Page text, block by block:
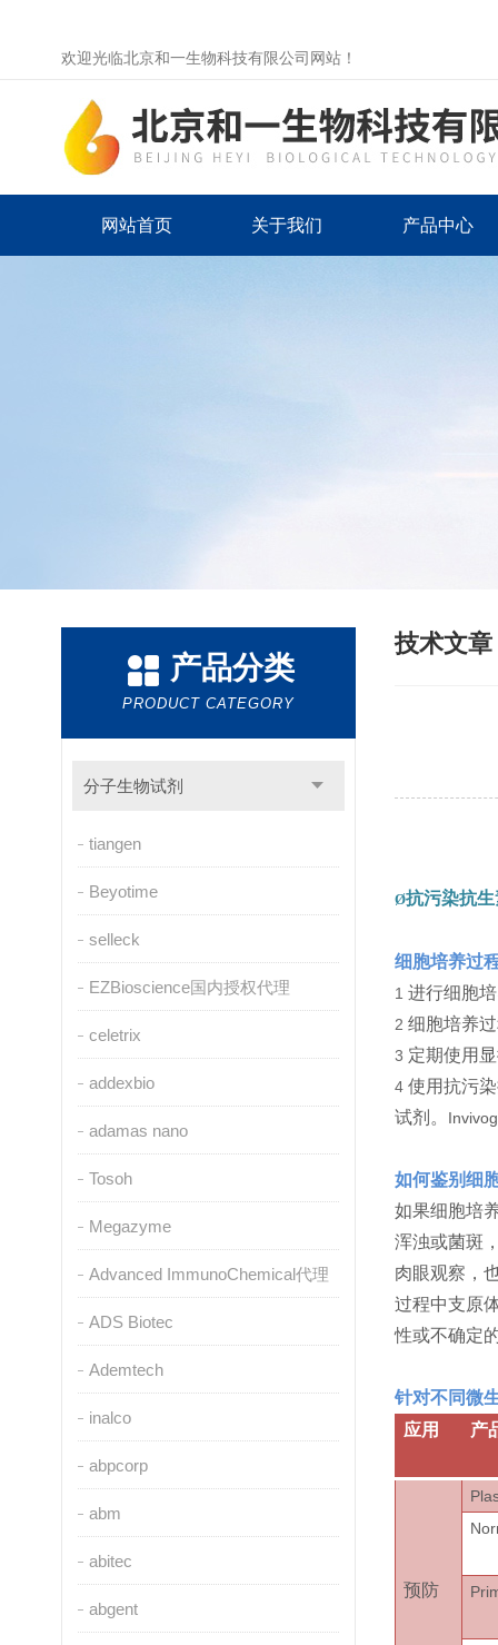
欢迎光临北京和一生物科技有限公司网站！
网站首页 关于我们 产品中心
产品分类
PRODUCT CATEGORY
分子生物试剂
tiangen
Beyotime
selleck
EZBioscience国内授权代理
celetrix
addexbio
adamas nano
Tosoh
Megazyme
Advanced ImmunoChemical代理
ADS Biotec
Ademtech
inalco
abpcorp
abm
abitec
abgent
技术文章
Ø抗污染抗生
细胞培养过
1 进行细胞
2 细胞培养
3 定期使用
4 使用抗污
试剂。
如何鉴别细
如果细胞培
浑浊或菌斑
肉眼观察，
过程中支原
性或不确定
针对不同微
应用
产
预防